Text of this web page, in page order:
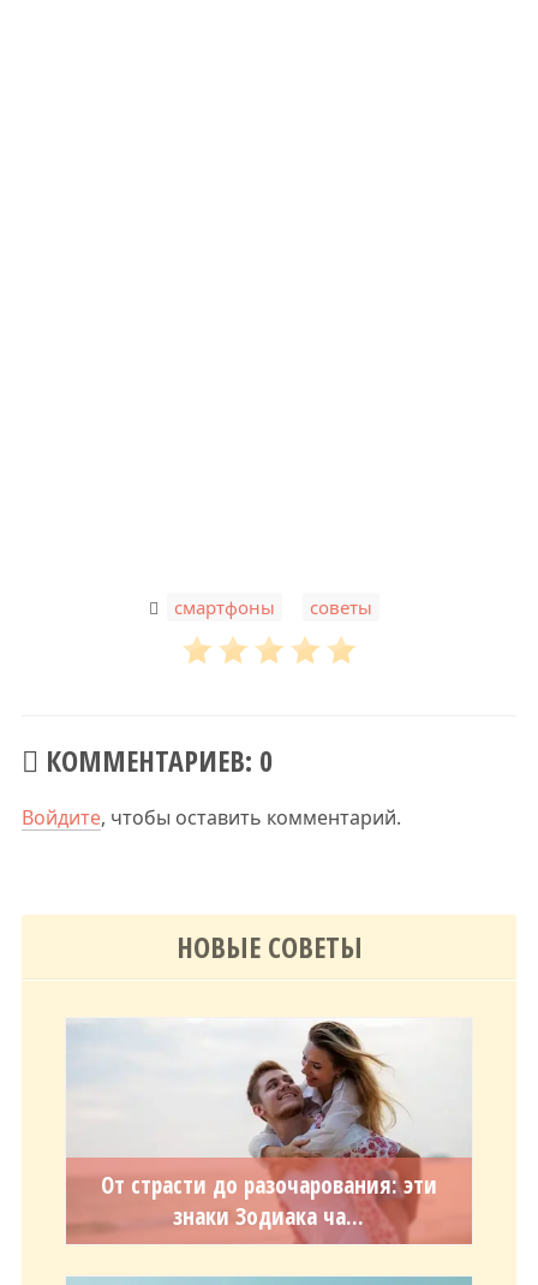
смартфоны советы
КОММЕНТАРИЕВ: 0
Войдите, чтобы оставить комментарий.
НОВЫЕ СОВЕТЫ
От страсти до разочарования: эти
знаки Зодиака ча...